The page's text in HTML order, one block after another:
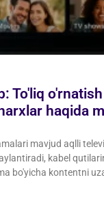
To'liq
haqida
mavjud aqlli
kabel
bo'yicha kontentni